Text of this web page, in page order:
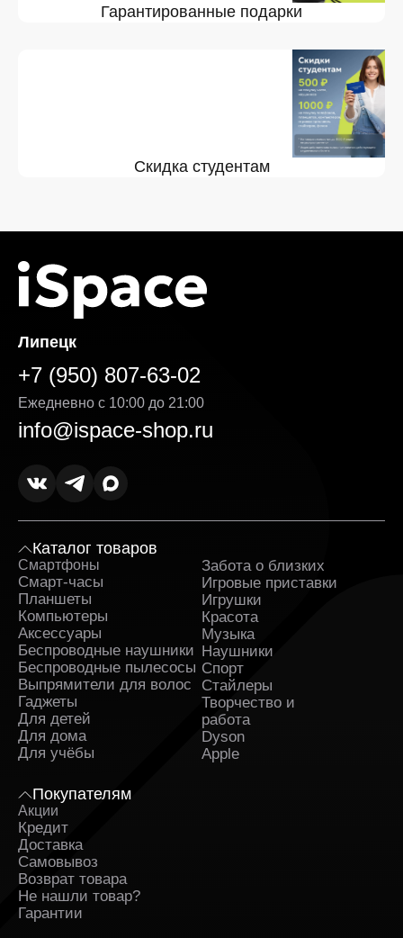
Гарантированные подарки
Скидка студентам
Липецк
+7 (950) 807-63-02
Ежедневно с 10:00 до 21:00
info@ispace-shop.ru
Каталог товаров
Смартфоны
Смарт-часы
Планшеты
Компьютеры
Аксессуары
Беспроводные наушники
Беспроводные пылесосы
Выпрямители для волос
Гаджеты
Для детей
Для дома
Для учёбы
Забота о близких
Игровые приставки
Игрушки
Красота
Музыка
Наушники
Спорт
Стайлеры
Творчество и
работа
Dyson
Apple
Покупателям
Акции
Кредит
Доставка
Самовывоз
Возврат товара
Не нашли товар?
Гарантии